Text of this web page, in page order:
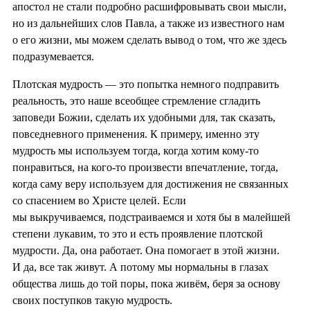
апостол не стали подробно расшифровывать свои мысли,
но из дальнейших слов Павла, а также из известного нам
о его жизни, мы можем сделать вывод о том, что же здесь
подразумевается.
Плотская мудрость — это попытка немного подправить
реальность, это наше всеобщее стремление сгладить
заповеди Божии, сделать их удобными для, так сказать,
повседневного применения. К примеру, именно эту
мудрость мы используем тогда, когда хотим кому-то
понравиться, на кого-то произвести впечатление, тогда,
когда саму веру используем для достижения не связанных
со спасением во Христе целей. Если
мы выкручиваемся, подстраиваемся и хотя бы в малейшей
степени лукавим, то это и есть проявление плотской
мудрости. Да, она работает. Она помогает в этой жизни.
И да, все так живут. А потому мы нормальны в глазах
общества лишь до той поры, пока живём, беря за основу
своих поступков такую мудрость.